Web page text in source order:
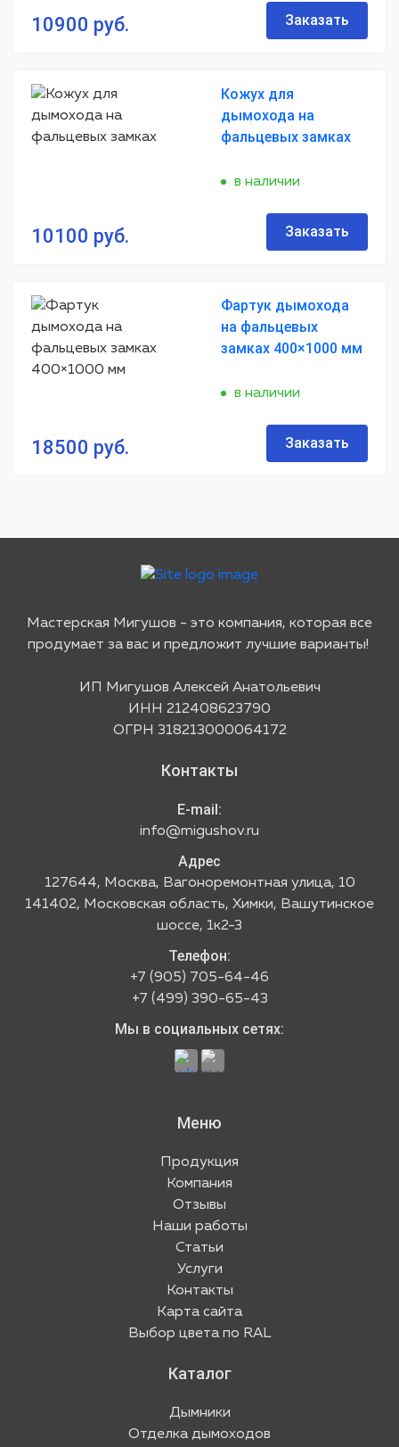
10900 руб. Заказать
10100 руб.
Кожух для
дымохода на
фальцевых замках
в наличии
Заказать
18500 руб.
Фартук дымохода
на фальцевых
замках 400×1000 мм
в наличии
Заказать
Мастерская Мигушов - это компания, которая все
продумает за вас и предложит лучшие варианты!
ИП Мигушов Алексей Анатольевич
ИНН 212408623790
ОГРН 318213000064172
Меню
Продукция
Компания
Отзывы
Наши работы
Статьи
Услуги
Контакты
Карта сайта
Выбор цвета по RAL
Контакты
E-mail:
info@migushov.ru
Адрес
127644, Москва, Вагоноремонтная улица, 10
141402, Московская область, Химки, Вашутинское
шоссе, 1к2-3
Телефон:
+7 (905) 705-64-46
+7 (499) 390-65-43
Мы в социальных сетях:
Каталог
Дымники
Отделка дымоходов